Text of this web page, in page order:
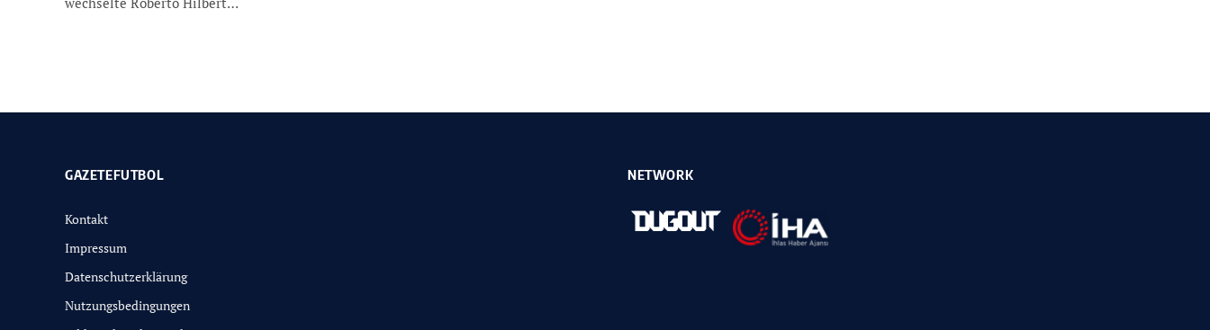
GAZETEFUTBOL
Kontakt
Impressum
Datenschutzerklärung
Nutzungsbedingungen
NETWORK